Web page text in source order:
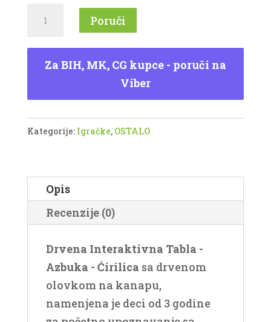
Interaktivna
Tabla
-
Ćirilica
3+
Poruči
Za BIH, MK, CG kupce - poruči na
Viber
Kategorije: Igračke, OSTALO
Opis
Recenzije (0)
Drvena Interaktivna Tabla -
Azbuka - Ćirilica sa drvenom
olovkom na kanapu,
namenjena je deci od 3 godine